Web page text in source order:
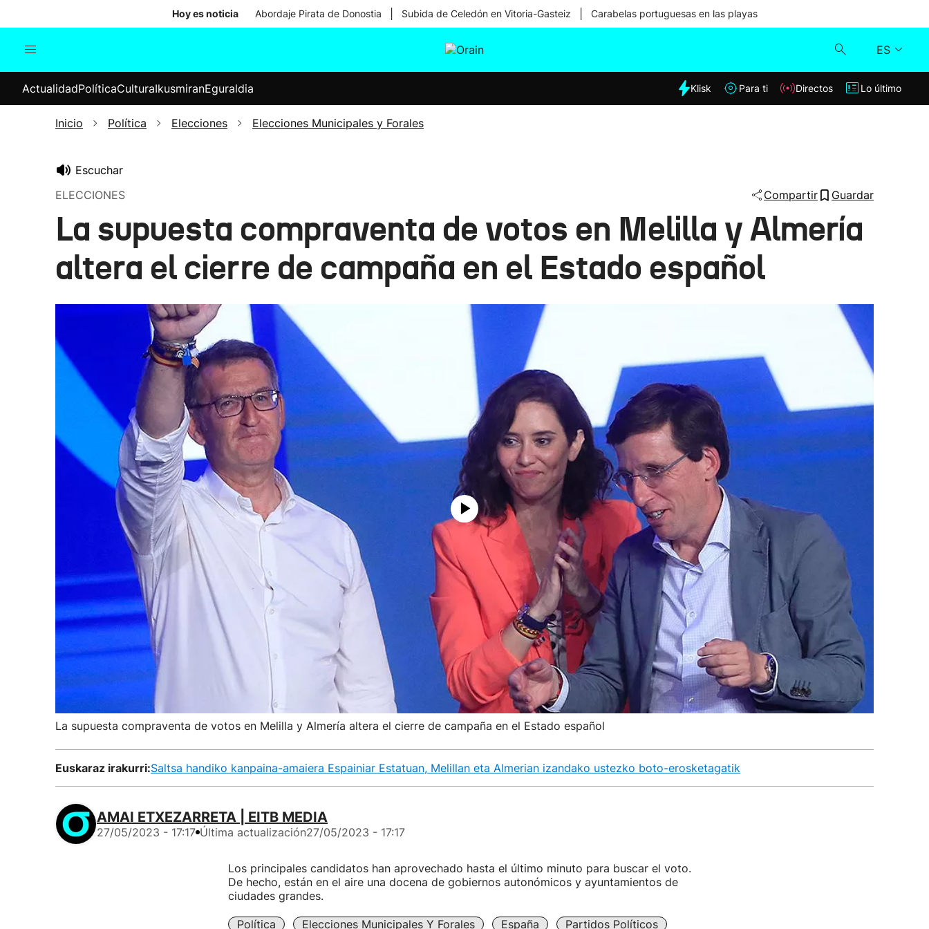
Hoy es noticia Abordaje Pirata de Donostia Subida de Celedón en Vitoria-Gasteiz Carabelas portuguesas en las playas
ES
Internacional
Elecciones
Klisk
Lo último
ActualidadPolíticaCulturaIkusmiranEguraldia Klisk Para ti Directos Lo último
Inicio Política Elecciones Elecciones Municipales y Forales
Escuchar
ELECCIONES
Compartir Guardar
La supuesta compraventa de votos en Melilla y Almería
altera el cierre de campaña en el Estado español
La supuesta compraventa de votos en Melilla y Almería altera el cierre de campaña en el Estado español
Euskaraz irakurri:Saltsa handiko kanpaina-amaiera Espainiar Estatuan, Melillan eta Almerian izandako ustezko boto-erosketagatik
AMAI ETXEZARRETA | EITB MEDIA
27/05/2023 - 17:17 Última actualización27/05/2023 - 17:17
Los principales candidatos han aprovechado hasta el último minuto para buscar el voto.
De hecho, están en el aire una docena de gobiernos autonómicos y ayuntamientos de
ciudades grandes.
Política Elecciones Municipales Y Forales España Partidos Políticos